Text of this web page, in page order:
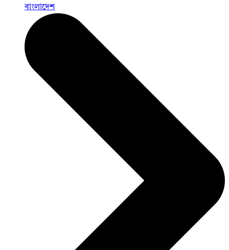
বাংলাদেশ